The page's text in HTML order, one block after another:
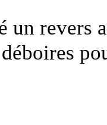
un revers